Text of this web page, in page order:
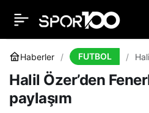
Haberler FUTBOL
Halil Özer’den
paylaşım
Vitor Pereira’ya Wolves
kancası!